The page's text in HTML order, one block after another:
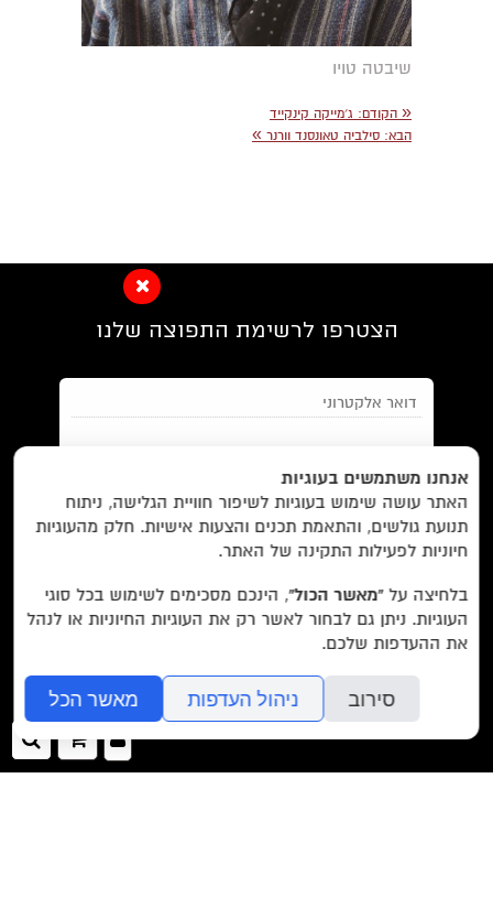
שיבטה טויו
« הקודם: ג׳מייקה קינקייד
הבא: סילביה טאונסנד וורנר »
הצטרפו לרשימת התפוצה שלנו
מאשר/ת אתתנאי השימוש והצטרפות למאגר הלקוחות וקבלת
הודעות מאתר זה בלבד (לא ספאם)
בשליחת הטופס אתם מאשרים אתמדיניות הפרטיותשל האתר.
EN/
Foreign Rights /
מבצעים /
ביקורות/ על לוקוס/ הסדרות/
הסופרים/
צרו קשר/
עוד באתר:
לוקוס הוצאה לאור Locus Publishing House
editor@locusbooks.co.il
עיצוב האתר: יעל רוזן
לאתר
ההזמנה
שלך
אנחנו משתמשים בעוגיות
האתר עושה שימוש בעוגיות לשיפור חוויית הגלישה, ניתוח
תנועת גולשים, והתאמת תכנים והצעות אישיות. חלק מהעוגיות
חיוניות לפעילות התקינה של האתר.
בלחיצה על“מאשר הכול”, הינכם מסכימים לשימוש בכל סוגי
העוגיות. ניתן גם לבחור לאשר רק את העוגיות החיוניות או לנהל
את ההעדפות שלכם.
סירוב ניהול העדפות מאשר הכל